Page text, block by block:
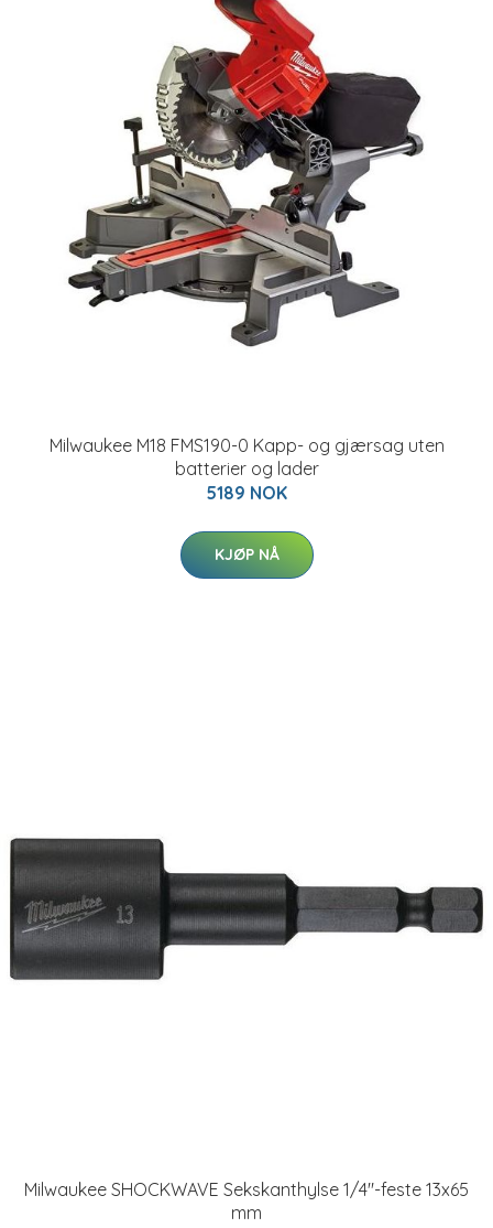
Milwaukee M18 FMS190-0 Kapp- og gjærsag uten
batterier og lader
5189 NOK
KJØP NÅ
Milwaukee SHOCKWAVE Sekskanthylse 1/4"-feste 13x65
mm